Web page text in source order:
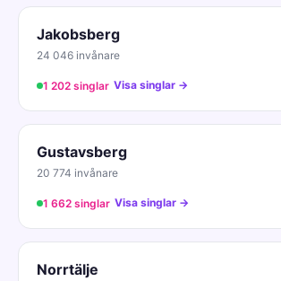
Jakobsberg
24 046 invånare
1 202 singlar Visa singlar →
Gustavsberg
20 774 invånare
1 662 singlar Visa singlar →
Norrtälje